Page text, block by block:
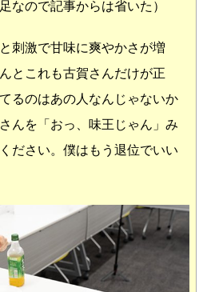
なので記事からは省いた）
刺激で甘味に爽やかさが増
とこれも古賀さんだけが正
るのはあの人なんじゃないか
んを「おっ、味王じゃん」み
ださい。僕はもう退位でいい